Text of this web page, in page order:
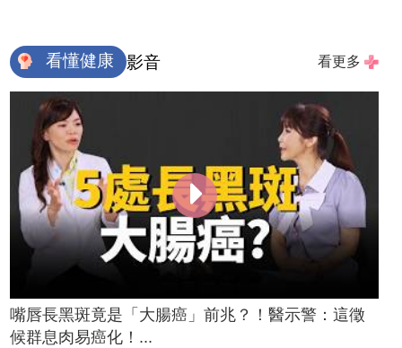
看懂健康 影音 看更多
嘴唇長黑斑竟是「大腸癌」前兆？！醫示警：這徵
候群息肉易癌化！...